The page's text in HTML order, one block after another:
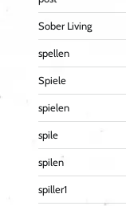
Sober Living
spellen
Spiele
spielen
spile
spilen
spiller1